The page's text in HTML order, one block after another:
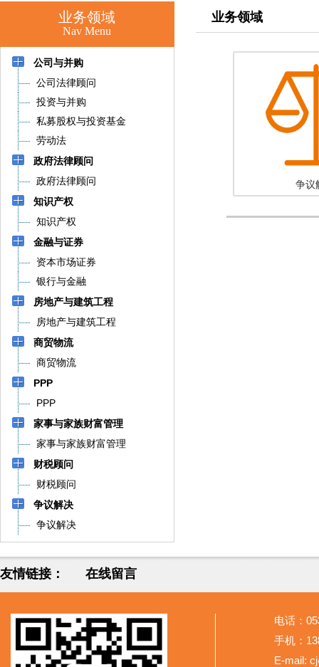
业务领域
Nav Menu
公司与并购
公司法律顾问
投资与并购
私募股权与投资基金
劳动法
政府法律顾问
政府法律顾问
知识产权
知识产权
金融与证券
资本市场证券
银行与金融
房地产与建筑工程
房地产与建筑工程
商贸物流
商贸物流
PPP
PPP
家事与家族财富管理
家事与家族财富管理
财税顾问
财税顾问
争议解决
争议解决
业务领域
争议
友情链接： 在线留言
电话：
手机：
E-mail: